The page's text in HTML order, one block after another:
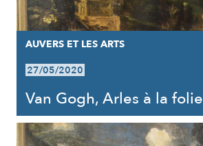
AUVERS ET LES ARTS
27/05/2020
Van Gogh, Arles à la folie